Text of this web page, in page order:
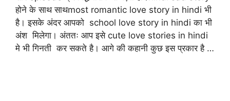
होने के साथ साथmost romantic love story in hindi भी
है। इसके अंदर आपको school love story in hindi का भी
अंश मिलेगा। अंततः आप इसे cute love stories in hindi
मे भी गिनती कर सकते है। आगे की कहानी कुछ इस प्रकार है …